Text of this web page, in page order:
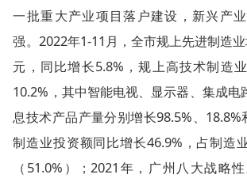
一批重大产业项目落户建设，新兴产
强。2022年1-11月，全市规上先进制造
元，同比增长5.8%，规上高技术制造
10.2%，其中智能电视、显示器、集成电
息技术产品产量分别增长98.5%、18.8%
制造业投资额同比增长46.9%，占制造
（51.0%）；2021年，广州八大战略